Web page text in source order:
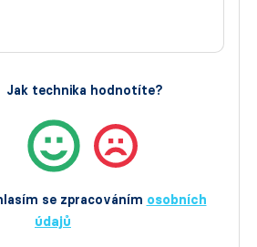
se zpracováním osobních
údajů
Jak technika hodnotíte?